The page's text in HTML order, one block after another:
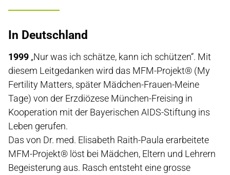
In Deutschland
1999 „Nur was ich schätze, kann ich schützen“. Mit
diesem Leitgedanken wird das MFM-Projekt® (My
Fertility Matters, später Mädchen-Frauen-Meine
Tage) von der Erzdiözese München-Freising in
Kooperation mit der Bayerischen AIDS-Stiftung ins
Leben gerufen.
Das von Dr. med. Elisabeth Raith-Paula erarbeitete
MFM-Projekt® löst bei Mädchen, Eltern und Lehrern
Begeisterung aus. Rasch entsteht eine grosse